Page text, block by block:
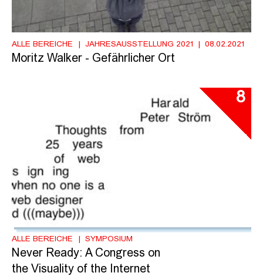
ALLE BEREICHE JAHRESAUSSTELLUNG 2021 08.02.2021
Moritz Walker - Gefährlicher Ort
8
ALLE BEREICHE SYMPOSIUM
Never Ready: A Congress on
the Visuality of the Internet